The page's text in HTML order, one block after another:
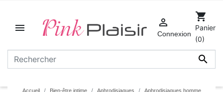



Connexion
shopping_cart
Panier
(0)
Accueil Bien-être intime Aphrodisiaques
Aphrodisiaques homme